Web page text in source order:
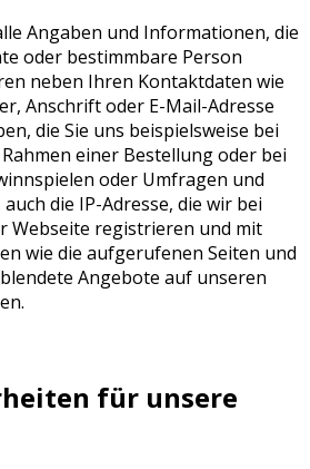
Angaben und Informationen, die
oder bestimmbare Person
neben Ihren Kontaktdaten wie
Anschrift oder E-Mail-Adresse
die Sie uns beispielsweise bei
einer Bestellung oder bei
oder Umfragen und
die IP-Adresse, die wir bei
Webseite registrieren und mit
wie die aufgerufenen Seiten und
Angebote auf unseren
für unsere